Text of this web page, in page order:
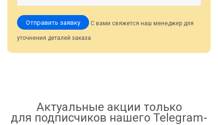
Отправить заявку С вами свяжется наш менеджер для
уточнения деталей заказа
Актуальные акции только
для подписчиков нашего Telegram-